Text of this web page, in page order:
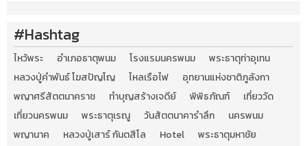
#Hashtag
ไหว้พระ อำเภอธาตุพนม โรงแรมนครพนม
พระธาตุท่าอุเทน
หลวงปู่คำพันธ์ โฆสปัญโญ
ไหลเรือไฟ
อุทยานแห่งชาติภูลังกา
พญาศรีสัตตนาคราช
ทำบุญสร้างเจดีย์ พิพิธภัณฑ์
เที่ยววัด
เที่ยวนครพนม
พระธาตุเรณู วันสัตตนาคารำลึก
นครพนม
พญานาค
หลวงปู่เสาร์ กันตสีโล Hotel
พระธาตุมหาชัย